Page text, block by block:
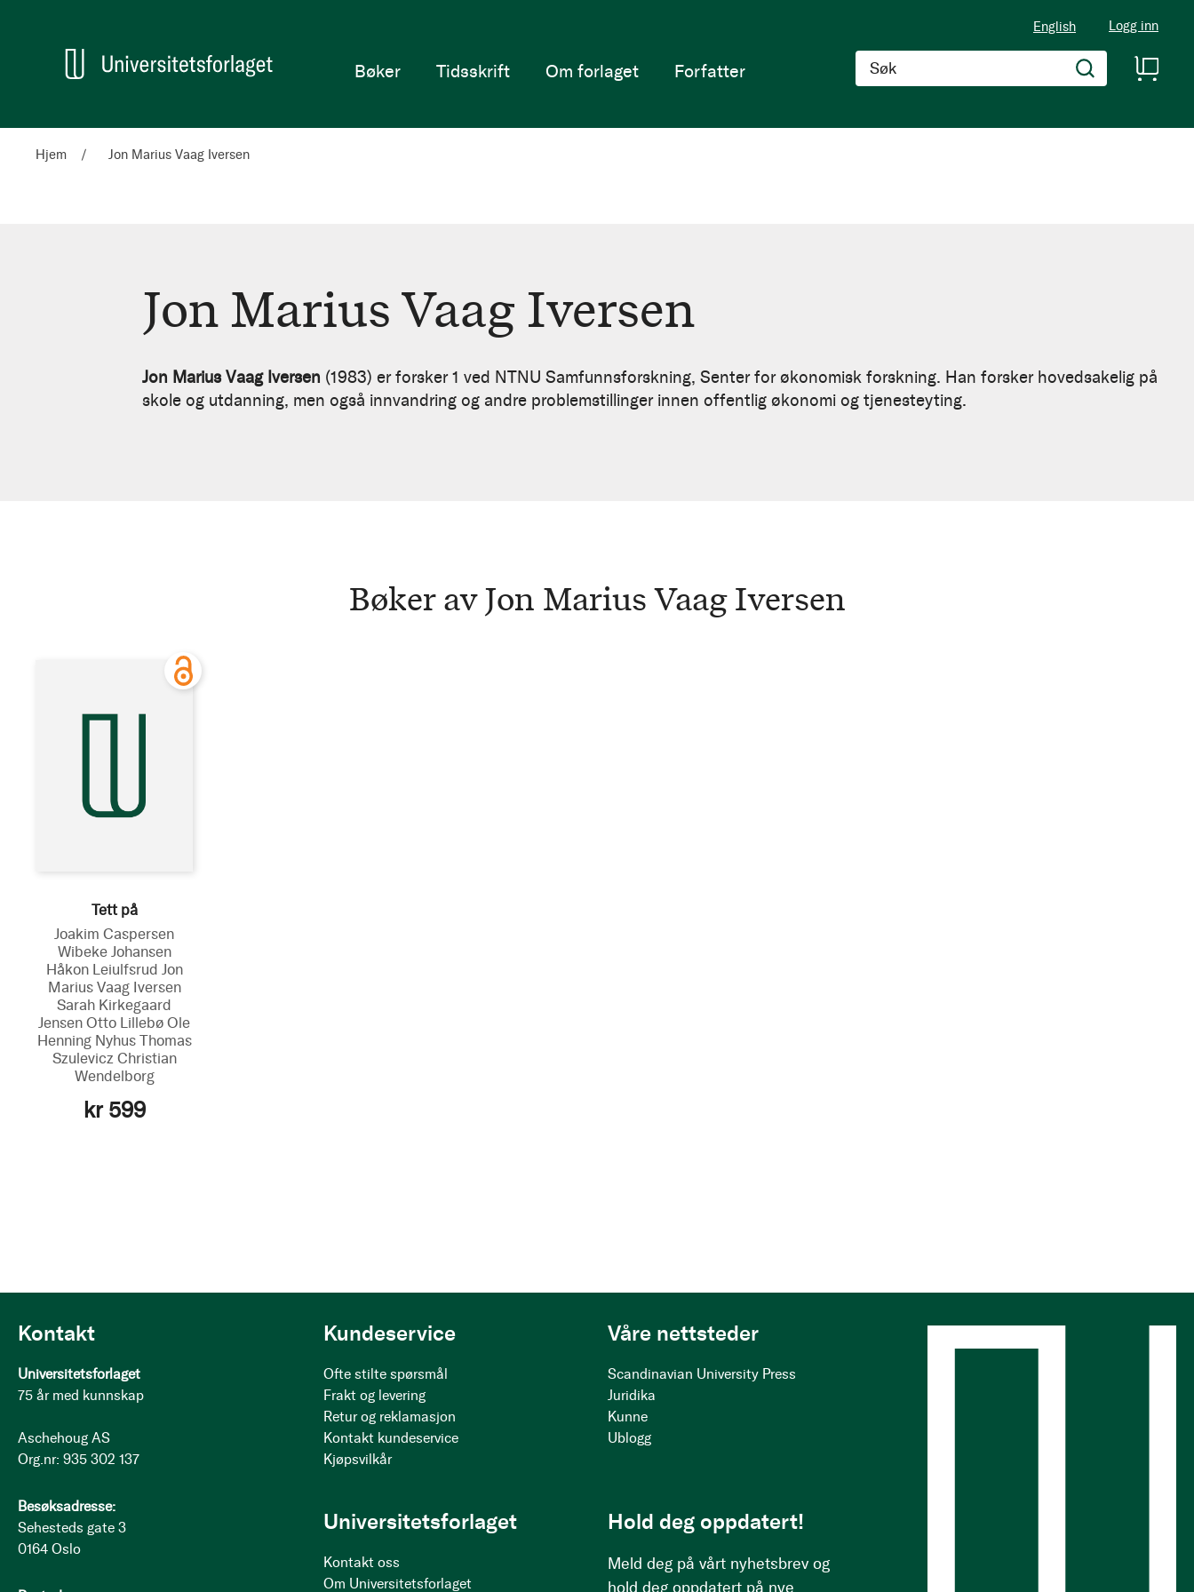
English Logg inn
Søk
Hjem
Bøker Tidsskrift Om forlaget Forfatter
Hjem Jon Marius Vaag Iversen
Marius
Vaag
Jon Marius Vaag Iversen
Jon Marius Vaag Iversen (1983) er forsker 1 ved NTNU Samfunnsforskning, Senter for økonomisk forskning. Han forsker hovedsakelig på
skole og utdanning, men også innvandring og andre problemstillinger innen offentlig økonomi og tjenesteyting.
Bøker av Jon Marius Vaag Iversen
Tett på
Joakim Caspersen
Wibeke Johansen
Håkon Leiulfsrud Jon
Marius Vaag Iversen
Sarah Kirkegaard
Jensen Otto Lillebø Ole
Henning Nyhus Thomas
Szulevicz Christian
Wendelborg
kr 599
Kontakt
Universitetsforlaget
75 år med kunnskap
Aschehoug AS
Org.nr: 935 302 137
Besøksadresse:
Sehesteds gate 3
0164 Oslo
Kundeservice
Ofte stilte spørsmål
Frakt og levering
Retur og reklamasjon
Kontakt kundeservice
Kjøpsvilkår
Våre nettsteder
Scandinavian University Press
Juridika
Kunne
Ublogg
Universitetsforlaget
Kontakt oss
Om Universitetsforlaget
Hold deg oppdatert!
Meld deg på vårt nyhetsbrev og
hold deg oppdatert på nye